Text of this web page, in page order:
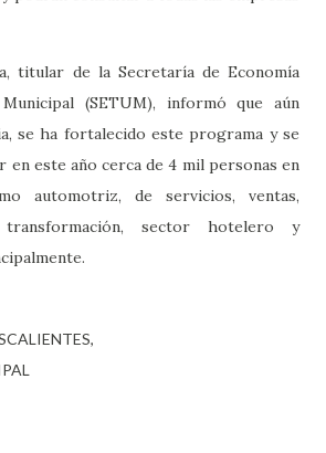
titular de la Secretaría de Economía
(SETUM), informó que aún
se ha fortalecido este programa y se
en este año cerca de 4 mil personas en
automotriz, de servicios, ventas,
sector hotelero y